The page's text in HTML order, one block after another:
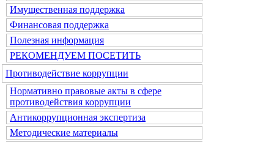
Имущественная поддержка
Финансовая поддержка
Полезная информация
РЕКОМЕНДУЕМ ПОСЕТИТЬ
Противодействие коррупции
Нормативно правовые акты в сфере
противодействия коррупции
Антикоррупционная экспертиза
Методические материалы